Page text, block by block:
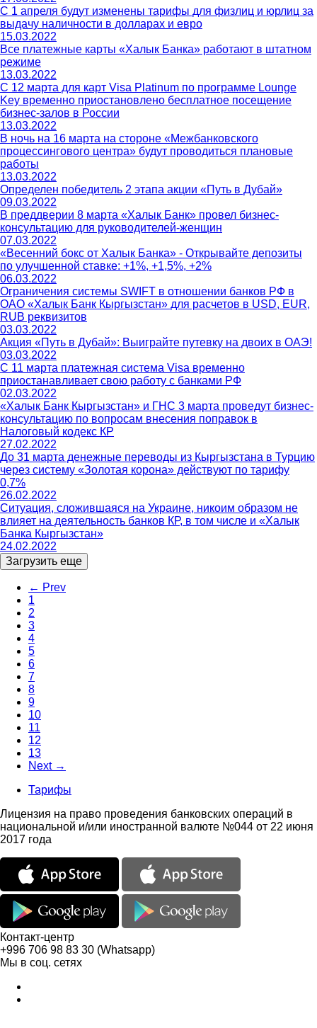
С 1 апреля будут изменены тарифы для физлиц и юрлиц за
выдачу наличности в долларах и евро
15.03.2022
Все платежные карты «Халык Банка» работают в штатном
режиме
13.03.2022
С 12 марта для карт Visa Platinum по программе Lounge
Key временно приостановлено бесплатное посещение
бизнес-залов в России
13.03.2022
В ночь на 16 марта на стороне «Межбанковского
процессингового центра» будут проводиться плановые
работы
13.03.2022
Определен победитель 2 этапа акции «Путь в Дубай»
09.03.2022
В преддверии 8 марта «Халык Банк» провел бизнес-
консультацию для руководителей-женщин
07.03.2022
«Весенний бокс от Халык Банка» - Открывайте депозиты
по улучшенной ставке: +1%, +1,5%, +2%
06.03.2022
Ограничения системы SWIFT в отношении банков РФ в
ОАО «Халык Банк Кыргызстан» для расчетов в USD, EUR,
RUB реквизитов
03.03.2022
Акция «Путь в Дубай»: Выиграйте путевку на двоих в ОАЭ!
03.03.2022
С 11 марта платежная система Visa временно
приостанавливает свою работу с банками РФ
02.03.2022
«Халык Банк Кыргызстан» и ГНС 3 марта проведут бизнес-
консультацию по вопросам внесения поправок в
Налоговый кодекс КР
27.02.2022
До 31 марта денежные переводы из Кыргызстана в Турцию
через систему «Золотая корона» действуют по тарифу
0,7%
26.02.2022
Ситуация, сложившаяся на Украине, никоим образом не
влияет на деятельность банков КР, в том числе и «Халык
Банка Кыргызстан»
24.02.2022
Загрузить еще
← Prev
1
2
3
4
5
6
7
8
9
10
11
12
13
Next →
Тарифы
Лицензия на право проведения банковских операций в
национальной и/или иностранной валюте №044 от 22 июня
2017 года
Контакт-центр
+996 706 98 83 30 (Whatsapp)
Мы в соц. сетях